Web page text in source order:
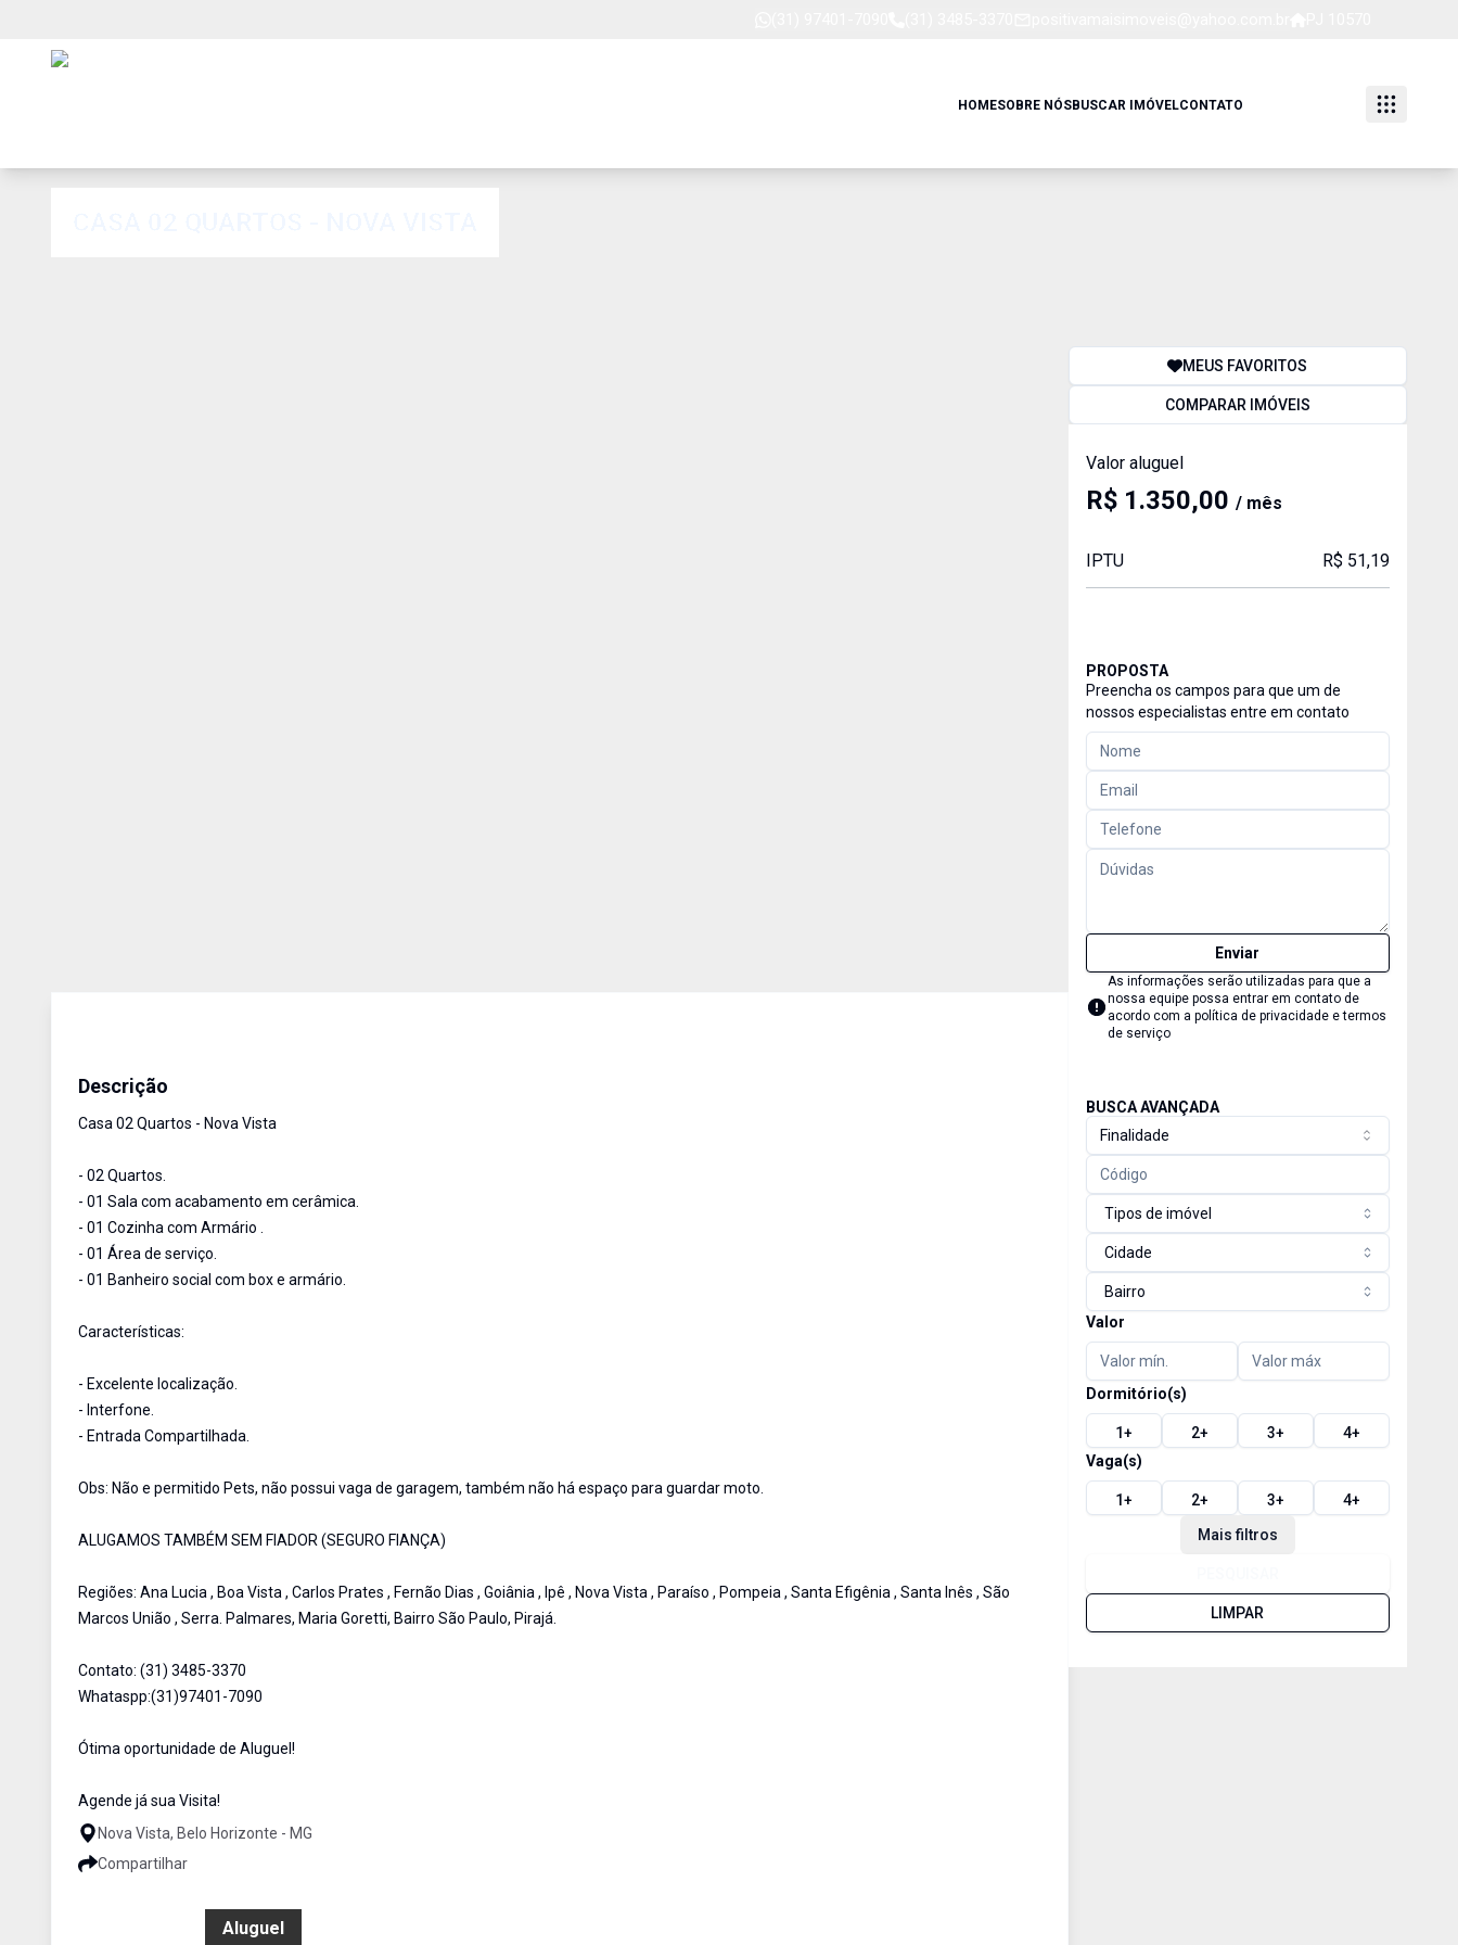
HOMESOBRE NÓSBUSCAR IMÓVELCONTATO
Descrição
Casa 02 Quartos - Nova Vista
- 02 Quartos.
- 01 Sala com acabamento em cerâmica.
- 01 Cozinha com Armário .
- 01 Área de serviço.
- 01 Banheiro social com box e armário.
Características:
- Excelente localização.
- Interfone.
- Entrada Compartilhada.
Obs: Não e permitido Pets, não possui vaga de garagem, também não há espaço para guardar moto.
ALUGAMOS TAMBÉM SEM FIADOR (SEGURO FIANÇA)
Regiões: Ana Lucia , Boa Vista , Carlos Prates , Fernão Dias , Goiânia , Ipê , Nova Vista , Paraíso , Pompeia , Santa Efigênia , Santa Inês , São
Marcos União , Serra. Palmares, Maria Goretti, Bairro São Paulo, Pirajá.
Contato: (31) 3485-3370
Whataspp:(31)97401-7090
Ótima oportunidade de Aluguel!
Agende já sua Visita!
Nova Vista, Belo Horizonte - MG
Compartilhar
Aluguel
MEUS FAVORITOS
COMPARAR IMÓVEIS
Valor aluguel
R$ 1.350,00 / mês
IPTU R$ 51,19
PROPOSTA
Preencha os campos para que um de
nossos especialistas entre em contato
Enviar
As informações serão utilizadas para que a
nossa equipe possa entrar em contato de
acordo com a política de privacidade e termos
de serviço
BUSCA AVANÇADA
Finalidade
Tipos de imóvel
Cidade
Bairro
Valor
Dormitório(s)
1+ 2+ 3+ 4+
Vaga(s)
1+ 2+ 3+ 4+
Mais filtros
LIMPAR